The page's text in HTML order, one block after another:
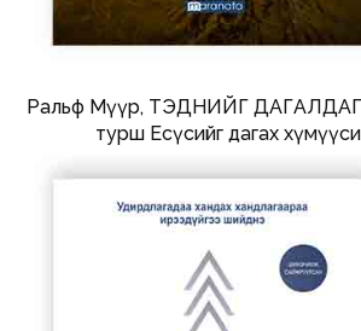
Ральф Мүүр, ТЭДНИЙГ
турш Есүсийг дагах